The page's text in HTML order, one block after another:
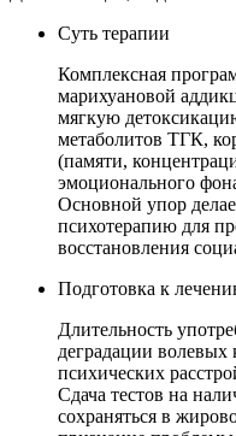
Суть терапии
Комплексная
марихуановой
мягкую
метаболитов ТГК,
(памяти,
эмоционального
Основной упор
психотерапию для
восстановления
Подготовка к
Длительность
деградации волевых
психических
Сдача тестов на
сохраняться в